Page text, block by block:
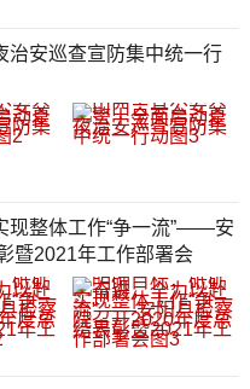
治安巡查宣防集中统一行
现整体工作“争一流”——安
暨2021年工作部署会